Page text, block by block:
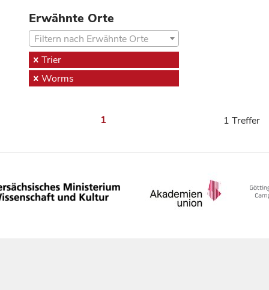
Erwähnte Orte
Filtern nach Erwähnte Orte
Trier
Worms
1 1 Treffer